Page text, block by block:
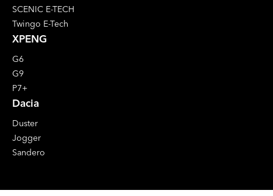
SCENIC E-TECH
Twingo E-Tech
XPENG
G6
G9
P7+
Dacia
Duster
Jogger
Sandero